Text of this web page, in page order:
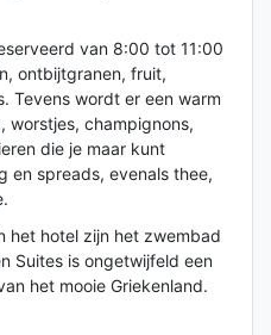
van 8:00 tot 11:00
ontbijtgranen, fruit,
Tevens wordt er een warm
worstjes, champignons,
die je maar kunt
en spreads, evenals thee,
het hotel zijn het zwembad
Suites is ongetwijfeld een
het mooie Griekenland.